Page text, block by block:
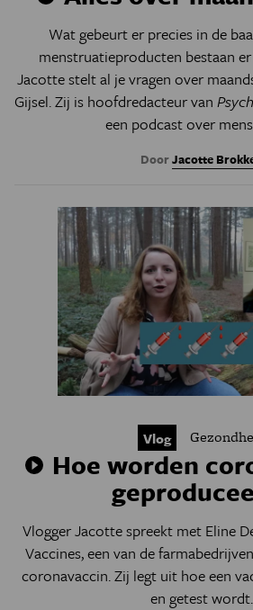
Wat gebeurt er precies in de
menstruatieproducten bestaan
Jacotte stelt al je vragen over
Gijsel. Zij is hoofdredacteur van
een podcast over
DoorJacotte
Vlog
Hoe worden
Vlogger Jacotte spreekt met Eline
Vaccines, een van de
coronavaccin. Zij legt uit hoe een
en getest wordt.